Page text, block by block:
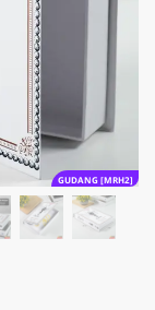
GUDANG [MRH2]